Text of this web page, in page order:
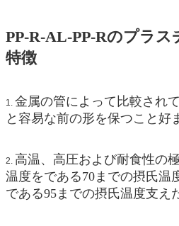
PP-R-AL-PP-Rのプラ
特徴
1. 金属の管によって比較され
と容易な前の形を保つこと好
2. 高温、高圧および耐食性の
温度をである70までの摂氏温
である95までの摂氏温度支え